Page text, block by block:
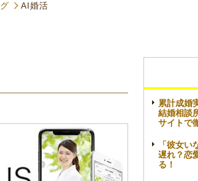
AI婚活
累計成婚
結婚相談
サイトで
「彼女
遅れ？恋
る！